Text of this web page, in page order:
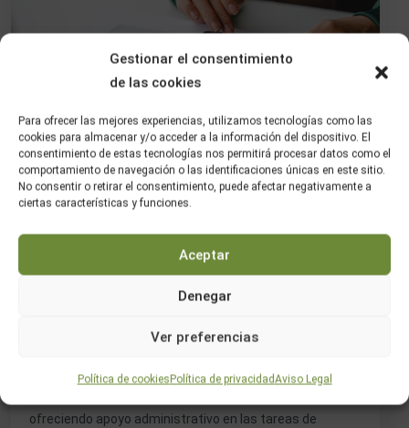
Gestionar el consentimiento
de las cookies
Para ofrecer las mejores experiencias, utilizamos tecnologías como las
cookies para almacenar y/o acceder a la información del dispositivo. El
consentimiento de estas tecnologías nos permitirá procesar datos como el
comportamiento de navegación o las identificaciones únicas en este sitio.
No consentir o retirar el consentimiento, puede afectar negativamente a
ciertas características y funciones.
Aceptar
Denegar
Ver preferencias
Política de cookiesPolítica de privacidadAviso Legal
Centropuente
26 De Abril De 2022
Grado Medio en Gestión
Administrativa
como en medianas y pequeñas empresas, en cualquier
sector de actividad, y particularmente en el sector
ofreciendo apoyo administrativo en las tareas de